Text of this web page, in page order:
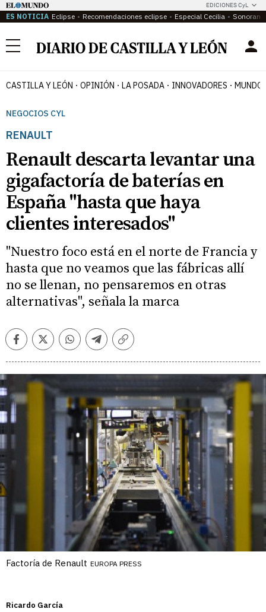
EDICIONES CyL
ES NOTICIA Eclipse Recomendaciones eclipse Especial Cecilia
Menú
CASTILLA Y LEÓN OPINIÓN LA POSADA INNOVADORES MUNDO
NEGOCIOS CYL
RENAULT
Renault descarta levantar una
gigafactoría de baterías en
España "hasta que haya
clientes interesados"
"Nuestro foco está en el norte de Francia y
hasta que no veamos que las fábricas allí
no se llenan, no pensaremos en otras
alternativas", señala la marca
FacebookTwitterWhatsappTelegramCopiar
Factoría de Renault EUROPA PRESS
Ricardo García